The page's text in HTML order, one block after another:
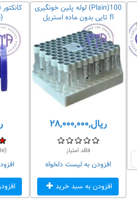
لوله پلین خونگیری (Plain)100
تایی بدون ماده استریل fl
ریال,۲۸,۰۰۰,۰۰۰
فاقد امتیاز
افزودن به لیست دلخواه
افزودن به سبد خرید